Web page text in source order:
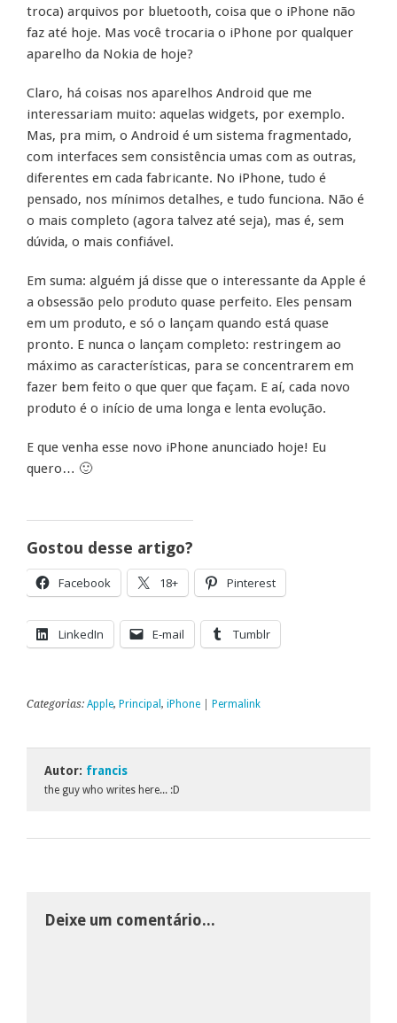
troca) arquivos por bluetooth, coisa que o iPhone não
faz até hoje. Mas você trocaria o iPhone por qualquer
aparelho da Nokia de hoje?
Claro, há coisas nos aparelhos Android que me
interessariam muito: aquelas widgets, por exemplo.
Mas, pra mim, o Android é um sistema fragmentado,
com interfaces sem consistência umas com as outras,
diferentes em cada fabricante. No iPhone, tudo é
pensado, nos mínimos detalhes, e tudo funciona. Não é
o mais completo (agora talvez até seja), mas é, sem
dúvida, o mais confiável.
Em suma: alguém já disse que o interessante da Apple é
a obsessão pelo produto quase perfeito. Eles pensam
em um produto, e só o lançam quando está quase
pronto. E nunca o lançam completo: restringem ao
máximo as características, para se concentrarem em
fazer bem feito o que quer que façam. E aí, cada novo
produto é o início de uma longa e lenta evolução.
E que venha esse novo iPhone anunciado hoje! Eu
quero… 🙂
Gostou desse artigo?
Facebook 18+ Pinterest
LinkedIn E-mail Tumblr
Categorias: Apple, Principal , iPhone Permalink
Autor: francis
the guy who writes here... :D
Deixe um comentário...